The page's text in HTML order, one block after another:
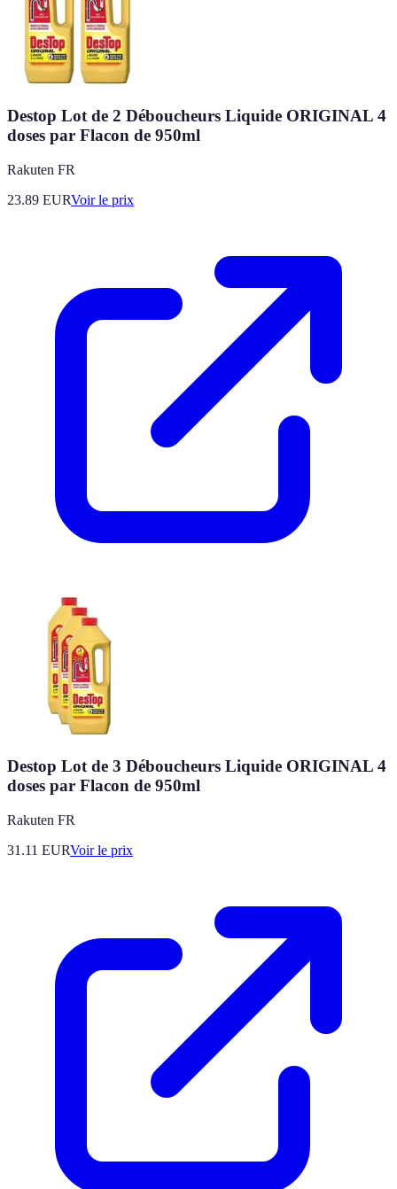
Destop Lot de 2 Déboucheurs Liquide ORIGINAL 4
doses par Flacon de 950ml
Rakuten FR
23.89 EURVoir le prix
Destop Lot de 3 Déboucheurs Liquide ORIGINAL 4
doses par Flacon de 950ml
Rakuten FR
31.11 EURVoir le prix